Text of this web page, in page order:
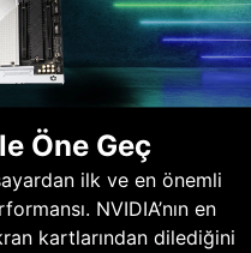
Öne Geç
ilk ve en önemli
NVIDIA’nın en
kartlarından dilediğini